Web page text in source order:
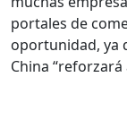
portales de
oportunidad, ya
China